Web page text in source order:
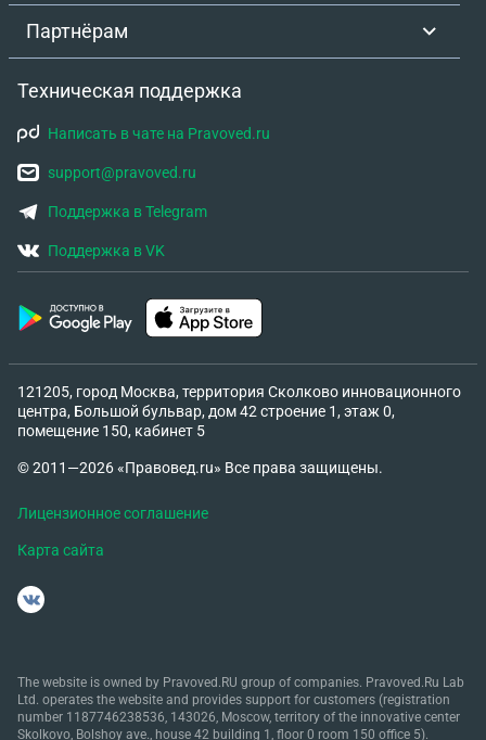
Партнёрам
Техническая поддержка
Написать в чате на Pravoved.ru
support@pravoved.ru
Поддержка в Telegram
Поддержка в VK
121205, город Москва, территория Сколково инновационного
центра, Большой бульвар, дом 42 строение 1, этаж 0,
помещение 150, кабинет 5
© 2011—2026 «Правовед.ru» Все права защищены.
Лицензионное соглашение
Карта сайта
The website is owned by Pravoved.RU group of companies. Pravoved.Ru Lab
Ltd. operates the website and provides support for customers (registration
number 1187746238536, 143026, Moscow, territory of the innovative center
Skolkovo, Bolshoy ave., house 42 building 1, floor 0 room 150 office 5).